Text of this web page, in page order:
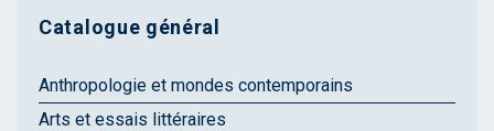
Catalogue général
Anthropologie et mondes contemporains
Arts et essais littéraires